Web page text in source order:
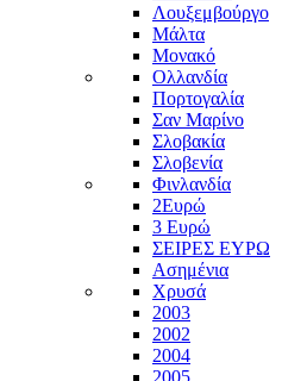
Λουξεμβούργο
Μάλτα
Μονακό
Ολλανδία
Πορτογαλία
Σαν Μαρίνο
Σλοβακία
Σλοβενία
Φινλανδία
2Ευρώ
3 Ευρώ
ΣΕΙΡΕΣ ΕΥΡΩ
Ασημένια
Χρυσά
2003
2002
2004
2005